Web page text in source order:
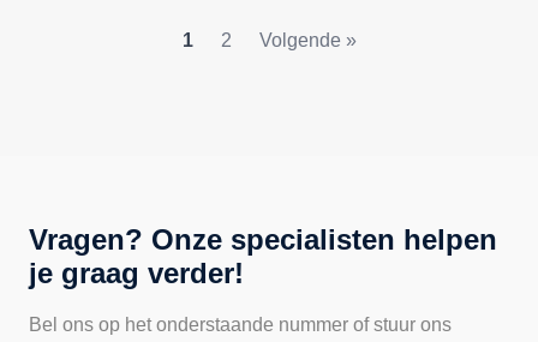
1 2 Volgende »
Vragen? Onze specialisten helpen
je graag verder!
Bel ons op het onderstaande nummer of stuur ons